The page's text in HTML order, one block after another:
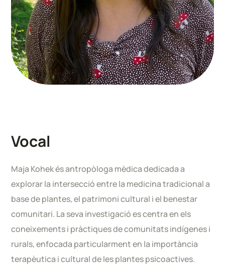
Vocal
Maja Kohek és antropòloga mèdica dedicada a
explorar la intersecció entre la medicina tradicional a
base de plantes, el patrimoni cultural i el benestar
comunitari. La seva investigació es centra en els
coneixements i pràctiques de comunitats indígenes i
rurals, enfocada particularment en la importància
terapèutica i cultural de les plantes psicoactives.